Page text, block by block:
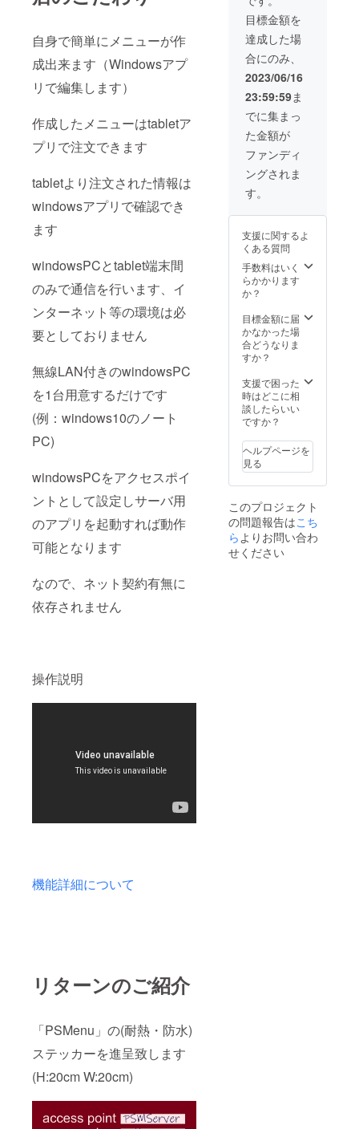
自身で簡単にメニューが作
成出来ます（Windowsアプ
リで編集します）
作成したメニューはtabletア
プリで注文できます
tabletより注文された情報は
windowsアプリで確認でき
ます
windowsPCとtablet端末間
のみで通信を行います、イ
ンターネット等の環境は必
要としておりません
無線LAN付きのwindowsPC
を1台用意するだけです
(例：windows10のノート
PC)
windowsPCをアクセスポイ
ントとして設定しサーバ用
のアプリを起動すれば動作
可能となります
なので、ネット契約有無に
依存されません
操作説明
機能詳細について
リターンのご紹介
「PSMenu」の(耐熱・防水)
ステッカーを進呈致します
(H:20cm W:20cm)
目標金額を
達成した場
合にのみ、
2023/06/16
23:59:59ま
でに集まっ
た金額が
ファンディ
ングされま
す。
支援に関するよ
くある質問
手数料はいく
らかかります
か？
目標金額に届
かなかった場
合どうなりま
すか？
支援で困った
時はどこに相
談したらいい
ですか？
ヘルプページを
見る
このプロジェクト
の問題報告はこち
らよりお問い合わ
せください